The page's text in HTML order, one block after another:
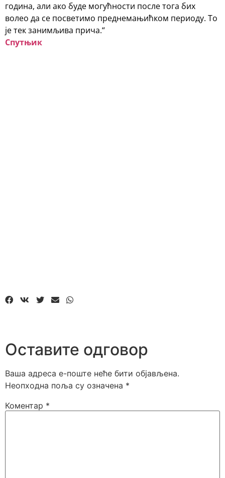
година, али ако буде могућности после тога бих
волео да се посветимо преднемањићком периоду. То
је тек занимљива прича.“
Спутњик
Оставите одговор
Ваша адреса е-поште неће бити објављена.
Неопходна поља су означена *
Коментар *